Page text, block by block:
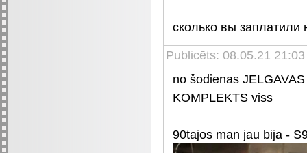
сколько вы заплатили
Publicēts: 08.05.21 21:03
no šodienas
KOMPLEKTS viss
90tajos man jau bija -